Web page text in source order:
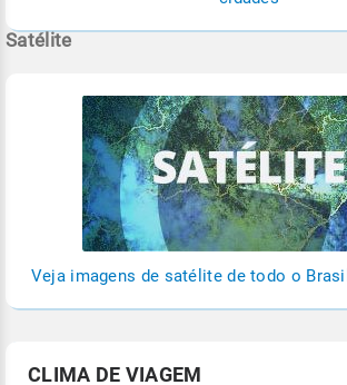
Satélite
Veja imagens de satélite de todo o
CLIMA DE VIAGEM